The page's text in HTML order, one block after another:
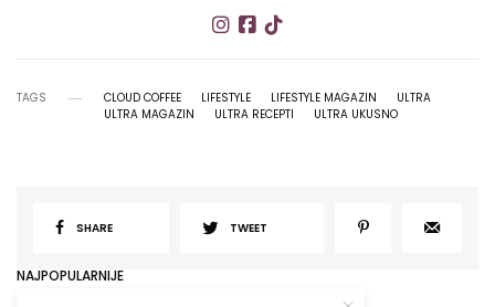
TAGS CLOUD COFFEE LIFESTYLE LIFESTYLE MAGAZIN
ULTRA
ULTRA MAGAZIN
ULTRA RECEPTI ULTRA UKUSNO
SHARE TWEET
NAJPOPULARNIJE